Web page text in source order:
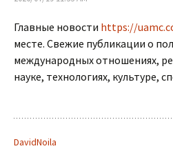
Главные новости https://
месте. Свежие публикации о
международных отношениях,
науке, технологиях, культуре,
DavidNoila